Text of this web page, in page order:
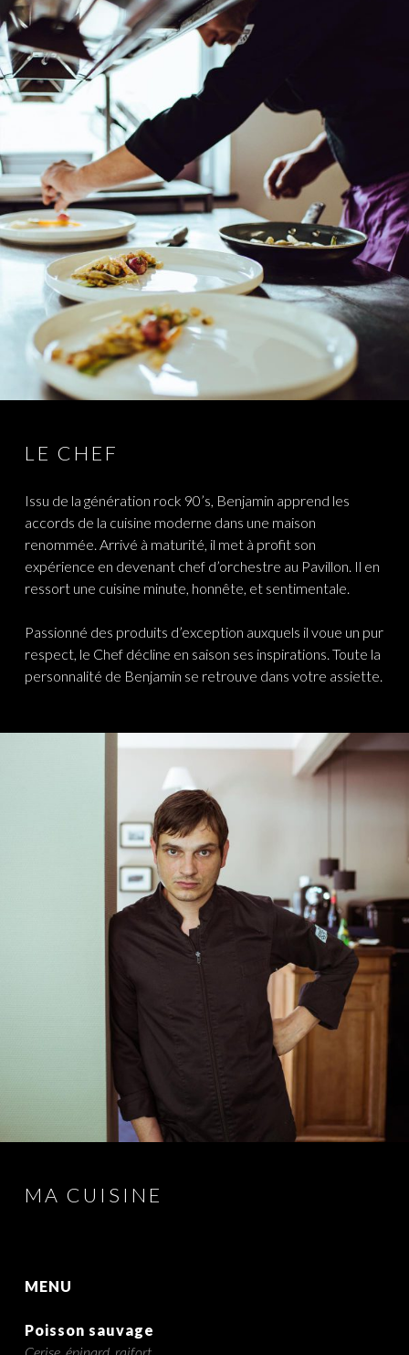
LE CHEF
Issu de la génération rock 90’s, Benjamin apprend les
accords de la cuisine moderne dans une maison
renommée. Arrivé à maturité, il met à profit son
expérience en devenant chef d’orchestre au Pavillon. Il en
ressort une cuisine minute, honnête, et sentimentale.
Passionné des produits d’exception auxquels il voue un pur
respect, le Chef décline en saison ses inspirations. Toute la
personnalité de Benjamin se retrouve dans votre assiette.
MA CUISINE
MENU
Poisson sauvage
Cerise, épinard, raifort